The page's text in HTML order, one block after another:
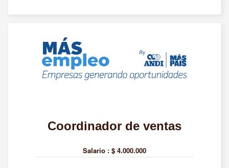
Coordinador de ventas
Salario : $ 4.000.000